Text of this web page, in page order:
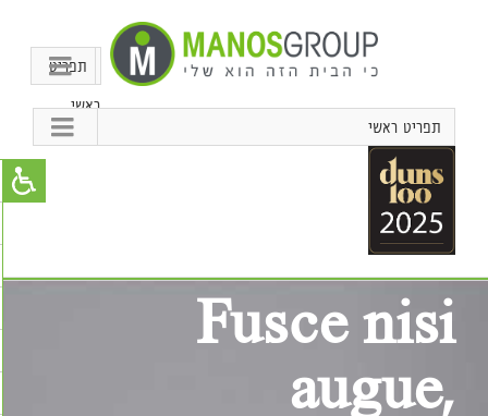
תפריט
ראשי
תפריט ראשי
Fusce nisi
augue,